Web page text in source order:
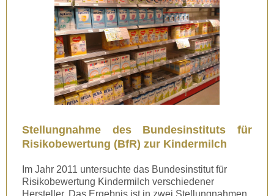
Stellungnahme des Bundesinstituts für
Risikobewertung (BfR) zur Kindermilch
Im Jahr 2011 untersuchte das Bundesinstitut für
Risikobewertung Kindermilch verschiedener
Hersteller. Das Ergebnis ist in zwei Stellungnahmen